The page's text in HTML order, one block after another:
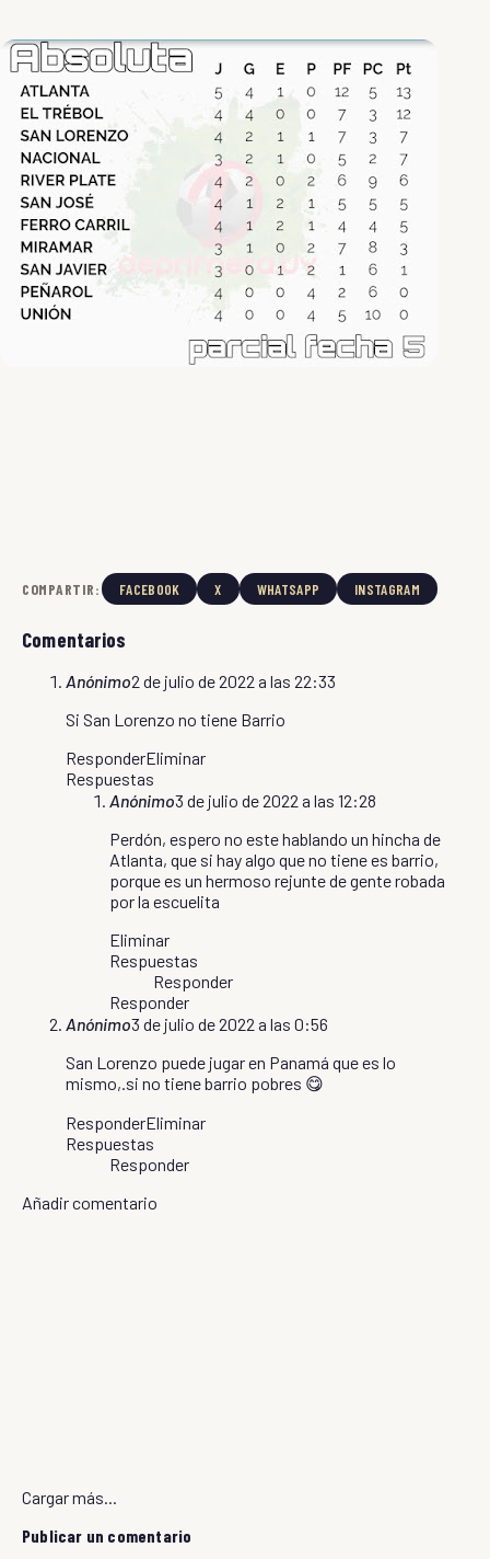
COMPARTIR: FACEBOOK X WHATSAPP INSTAGRAM
Comentarios
Anónimo2 de julio de 2022 a las 22:33
Si San Lorenzo no tiene Barrio
ResponderEliminar
Respuestas
Anónimo3 de julio de 2022 a las 12:28
Perdón, espero no este hablando un hincha de
Atlanta, que si hay algo que no tiene es barrio,
porque es un hermoso rejunte de gente robada
por la escuelita
Eliminar
Respuestas
Responder
Responder
Anónimo3 de julio de 2022 a las 0:56
San Lorenzo puede jugar en Panamá que es lo
mismo,.si no tiene barrio pobres 😋
ResponderEliminar
Respuestas
Responder
Añadir comentario
Cargar más...
Publicar un comentario